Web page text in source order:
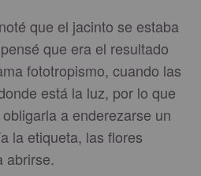
que el jacinto se estaba
que era el resultado
fototropismo, cuando las
está la luz, por lo que
a enderezarse un
la etiqueta, las flores
abrirse.